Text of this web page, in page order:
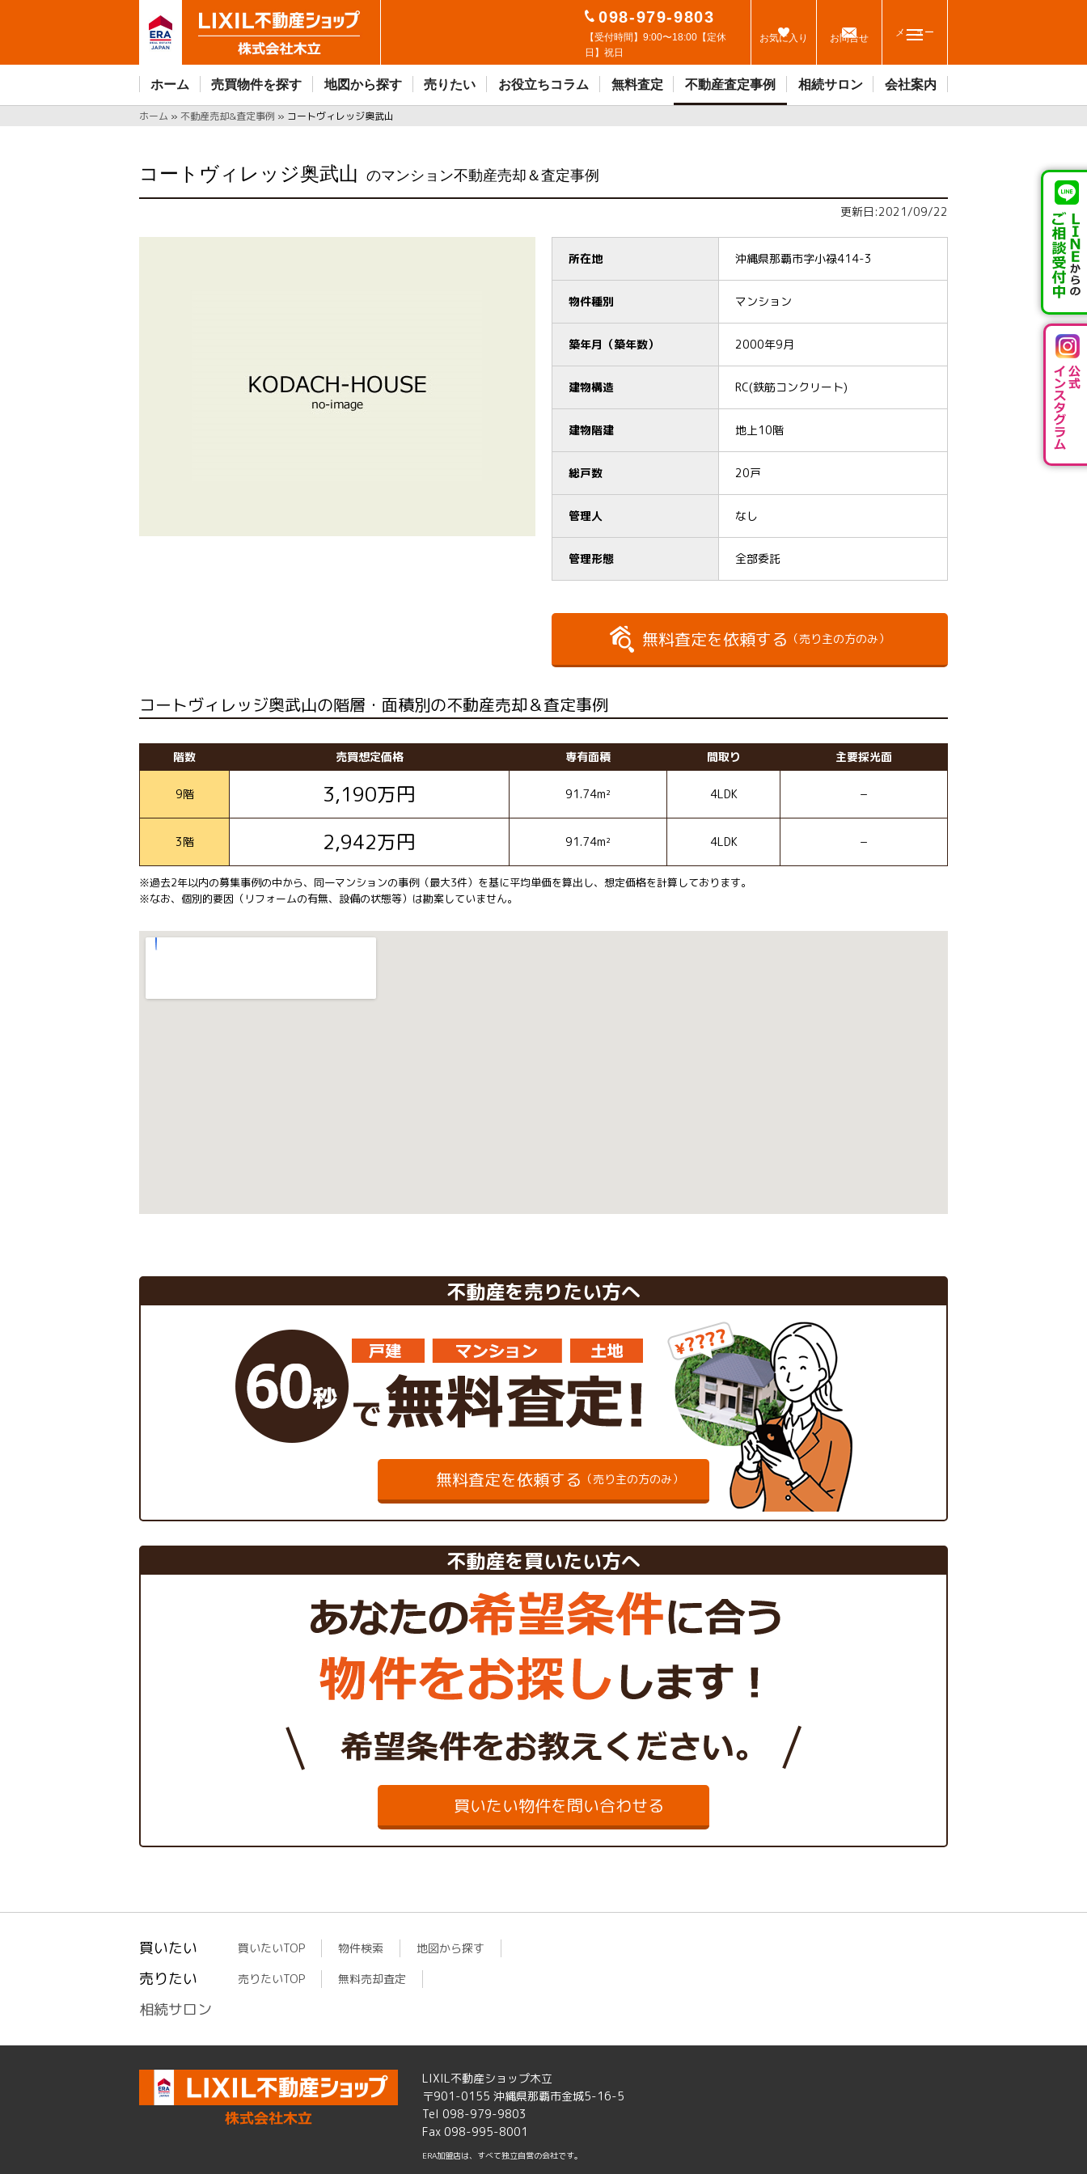
098-979-9803
【受付時間】9:00〜18:00【定休
日】祝日
お気に入り お問合せ メニュー
ホーム 売買物件を探す 地図から探す 売りたい お役立ちコラム 無料査定 不動産査定事例 相続サロン 会社案内
ホーム » 不動産売却&査定事例 » コートヴィレッジ奥武山
コートヴィレッジ奥武山 のマンション不動産売却＆査定事例
更新日:2021/09/22
所在地 沖縄県那覇市字小禄414-3
物件種別 マンション
築年月（築年数） 2000年9月
建物構造 RC(鉄筋コンクリート)
建物階建 地上10階
総戸数 20戸
管理人 なし
管理形態 全部委託
無料査定を依頼する （売り主の方のみ）
コートヴィレッジ奥武山の階層・面積別の不動産売却＆査定事例
階数 売買想定価格 専有面積 間取り 主要採光面
9階 3,190万円 91.74m² 4LDK −
3階 2,942万円 91.74m² 4LDK −
※過去2年以内の募集事例の中から、同一マンションの事例（最大3件）を基に平均単価を算出し、想定価格を計算しております。
※なお、個別的要因（リフォームの有無、設備の状態等）は勘案していません。
不動産を売りたい方へ
無料査定を依頼する （売り主の方のみ）
不動産を買いたい方へ
買いたい物件を問い合わせる
買いたい 買いたいTOP 物件検索 地図から探す
売りたい 売りたいTOP 無料売却査定
相続サロン
LIXIL不動産ショップ木立
〒901-0155 沖縄県那覇市金城5-16-5
Tel 098-979-9803
Fax 098-995-8001
ERA加盟店は、すべて独立自営の会社です。